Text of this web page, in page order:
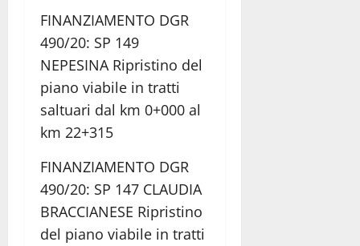
FINANZIAMENTO DGR
490/20: SP 149
NEPESINA Ripristino del
piano viabile in tratti
saltuari dal km 0+000 al
km 22+315
FINANZIAMENTO DGR
490/20: SP 147 CLAUDIA
BRACCIANESE Ripristino
del piano viabile in tratti